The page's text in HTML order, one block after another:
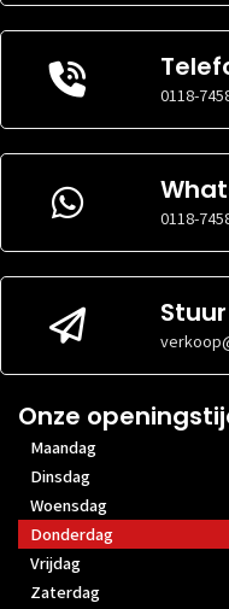
0118-
0118-
Onze
Maandag
Dinsdag
Woensdag
Donderdag
Vrijdag
Zaterdag